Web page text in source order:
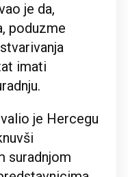
je da,
poduzme
imati
je Hercegu
suradnjom